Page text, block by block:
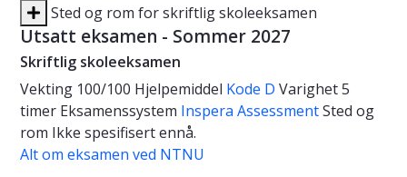
Sted og rom for skriftlig skoleeksamen
Utsatt eksamen - Sommer 2027
Skriftlig skoleeksamen
Vekting 100/100 Hjelpemiddel Kode D Varighet5
timer Eksamenssystem Inspera AssessmentSted og
rom Ikke spesifisert ennå.
Alt om eksamen ved NTNU